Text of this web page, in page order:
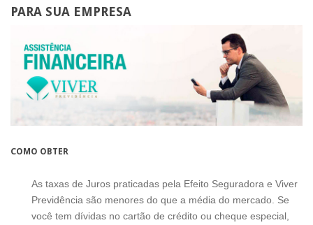
PARA SUA EMPRESA
COMO OBTER
As taxas de Juros praticadas pela Efeito Seguradora e Viver
Previdência são menores do que a média do mercado. Se
você tem dívidas no cartão de crédito ou cheque especial,